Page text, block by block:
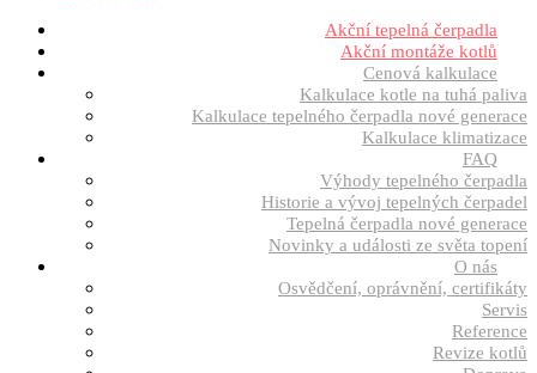
Akční tepelná čerpadla
Akční montáže kotlů
Cenová kalkulace
Kalkulace kotle na tuhá paliva
Kalkulace tepelného čerpadla nové generace
Kalkulace klimatizace
FAQ
Výhody tepelného čerpadla
Historie a vývoj tepelných čerpadel
Tepelná čerpadla nové generace
Novinky a události ze světa topení
O nás
Osvědčení, oprávnění, certifikáty
Servis
Reference
Revize kotlů